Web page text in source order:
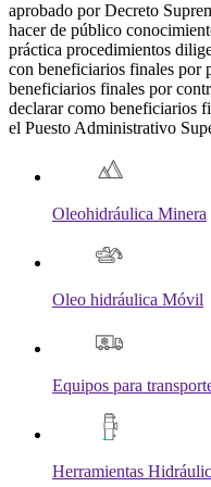
aprobado por Decreto
hacer de público
práctica procedimientos
con beneficiarios finales por
beneficiarios finales por
declarar como beneficiarios
el Puesto Administrativo
Oleohidráulica Minera
Oleo hidráulica Móvil
Equipos para
Herramientas